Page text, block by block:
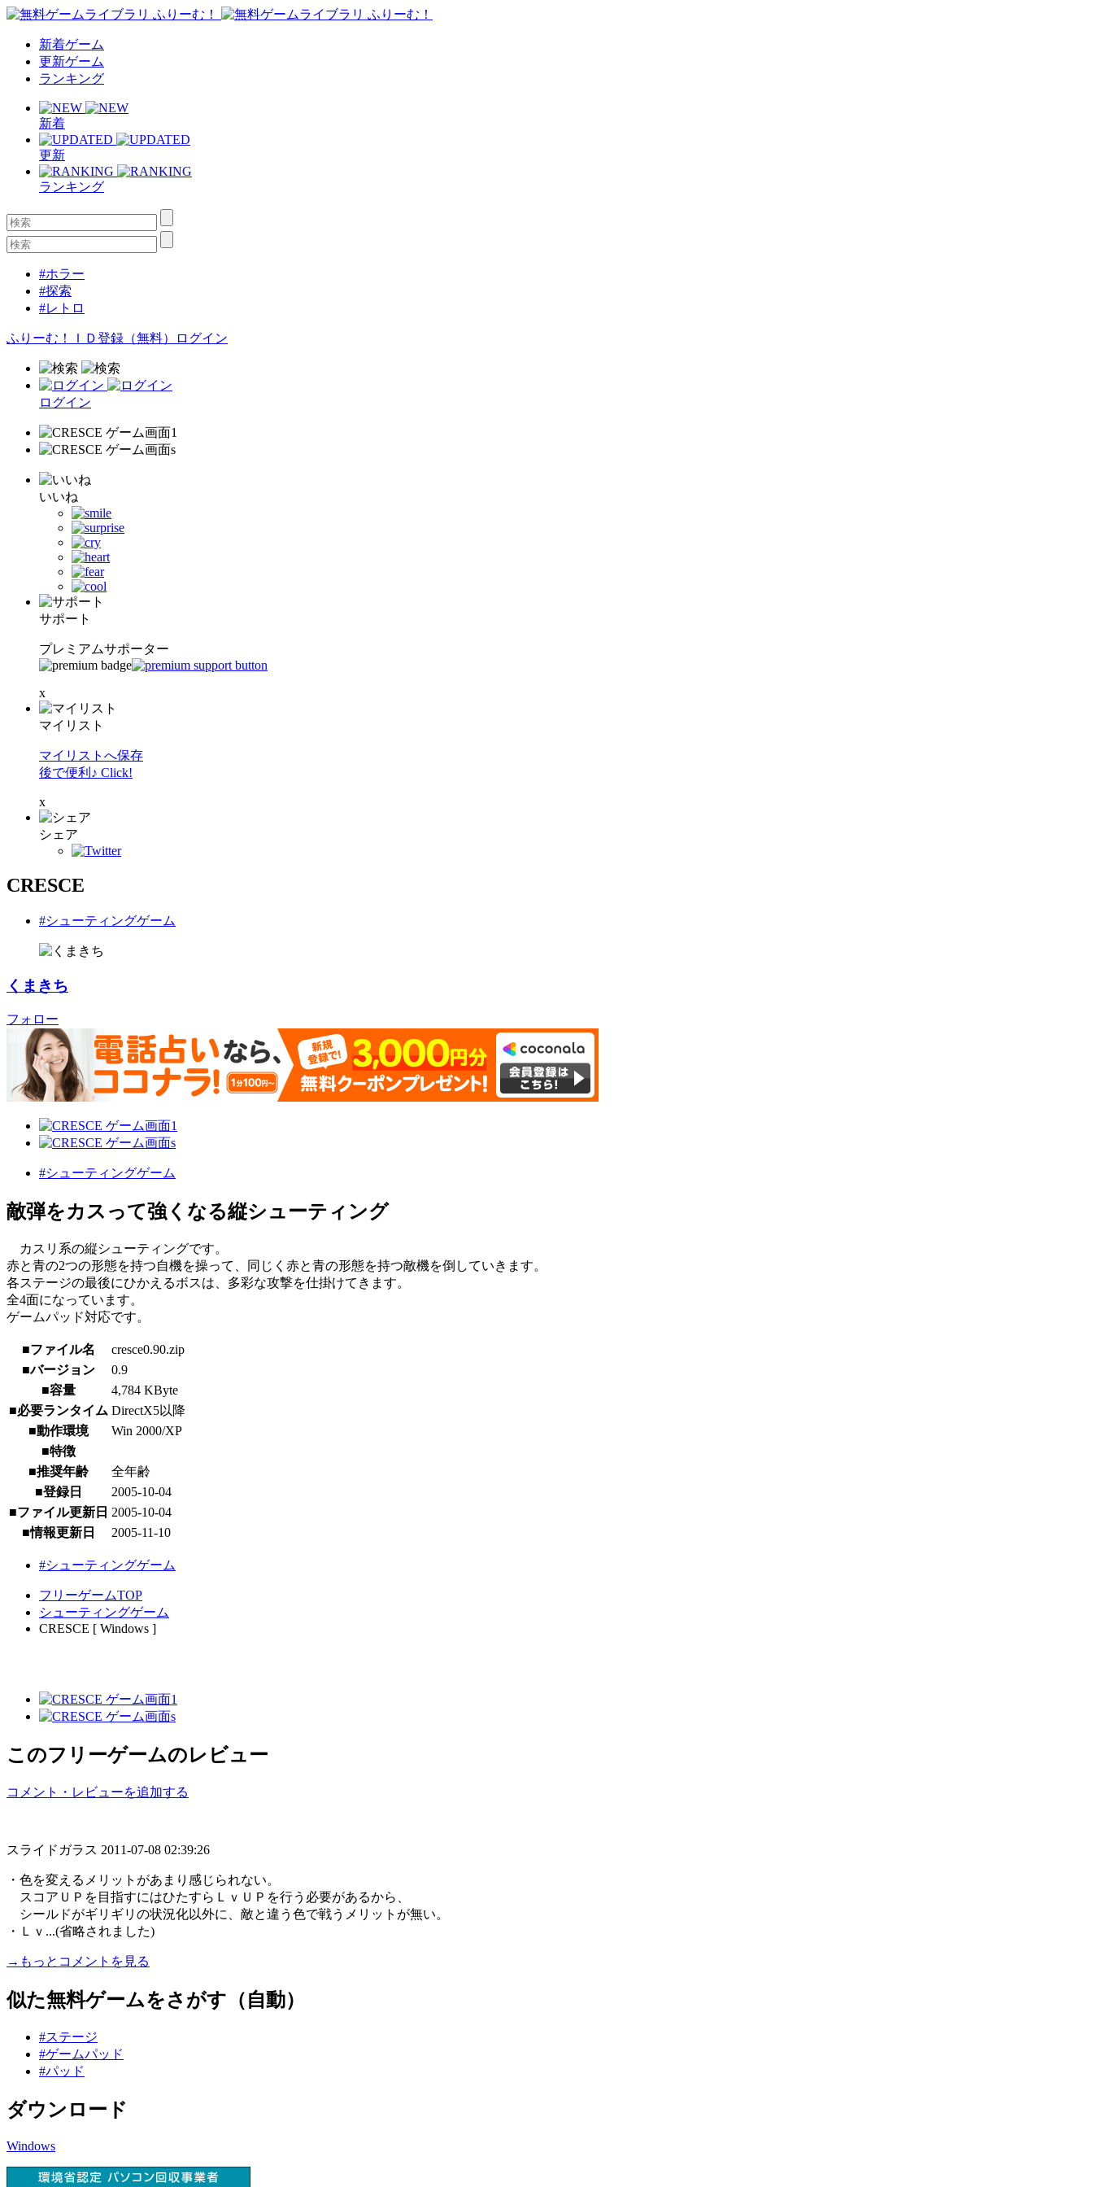
新着ゲーム
更新ゲーム
ランキング
新着
更新
ランキング
#ホラー
#探索
#レトロ
ふりーむ！ＩＤ登録（無料） ログイン
ログイン
いいね
サポート
プレミアムサポーター
x
マイリスト
マイリストへ保存
後で便利♪ Click!
x
シェア
CRESCE
#シューティングゲーム
くまきち
フォロー
#シューティングゲーム
敵弾をカスって強くなる縦シューティング
カスリ系の縦シューティングです。
赤と青の2つの形態を持つ自機を操って、同じく赤と青の形態を持つ敵機を倒していきます。
各ステージの最後にひかえるボスは、多彩な攻撃を仕掛けてきます。
全4面になっています。
ゲームパッド対応です。
■ファイル名
cresce0.90.zip
■バージョン
0.9
■容量
4,784 KByte
■必要ランタイム DirectX5以降
■動作環境
Win 2000/XP
■特徴
■推奨年齢
全年齢
■登録日
2005-10-04
■ファイル更新日 2005-10-04
■情報更新日
2005-11-10
#シューティングゲーム
フリーゲームTOP
シューティングゲーム
CRESCE [ Windows ]
このフリーゲームのレビュー
コメント・レビューを追加する
スライドガラス 2011-07-08 02:39:26
・色を変えるメリットがあまり感じられない。
スコアＵＰを目指すにはひたすらＬｖＵＰを行う必要があるから、
シールドがギリギリの状況化以外に、敵と違う色で戦うメリットが無い。
・Ｌｖ...(省略されました)
→もっとコメントを見る
似た無料ゲームをさがす（自動）
#ステージ
#ゲームパッド
#パッド
ダウンロード
Windows